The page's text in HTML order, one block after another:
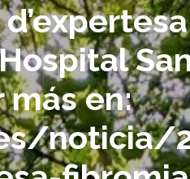
más en:
noticia/